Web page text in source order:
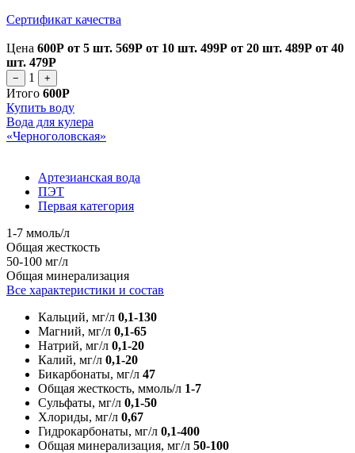
Сертификат качества
Цена 600Р от 5 шт. 569Р от 10 шт. 499Р от 20 шт. 489Р от 40
шт. 479Р
− 1 +
Итого 600Р
Купить воду
Вода для кулера
«Черноголовская»
Артезианская вода
ПЭТ
Первая категория
1-7 ммоль/л
Общая жесткость
50-100 мг/л
Общая минерализация
Все характеристики и состав
Кальций, мг/л 0,1-130
Магний, мг/л 0,1-65
Натрий, мг/л 0,1-20
Калий, мг/л 0,1-20
Бикарбонаты, мг/л 47
Общая жесткость, ммоль/л 1-7
Сульфаты, мг/л 0,1-50
Хлориды, мг/л 0,67
Гидрокарбонаты, мг/л 0,1-400
Общая минерализация, мг/л 50-100